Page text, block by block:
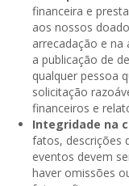
financeira e
aos nossos
arrecadação e na
a publicação de
qualquer pessoa
solicitação
financeiros e
Integridade na
fatos, descrições
eventos devem
haver omissões